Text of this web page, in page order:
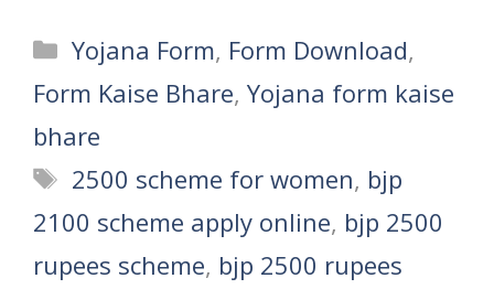
Categories
Yojana Form, Form Download,
Form Kaise Bhare, Yojana form kaise
bhare
Tags
2500 scheme for women, bjp
2100 scheme apply online, bjp 2500
rupees scheme, bjp 2500 rupees